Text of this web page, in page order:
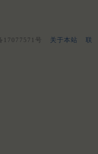
17077571号 关于本站
联